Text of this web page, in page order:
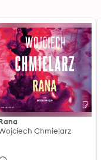
Chmielarz